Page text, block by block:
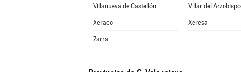
Villanueva de Castellón Villar del Arzobispo
Xeraco Xeresa
Zarra